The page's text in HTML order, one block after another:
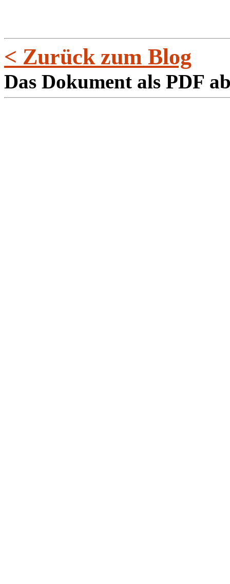
< Zurück zum Blog
Das Dokument als PDF